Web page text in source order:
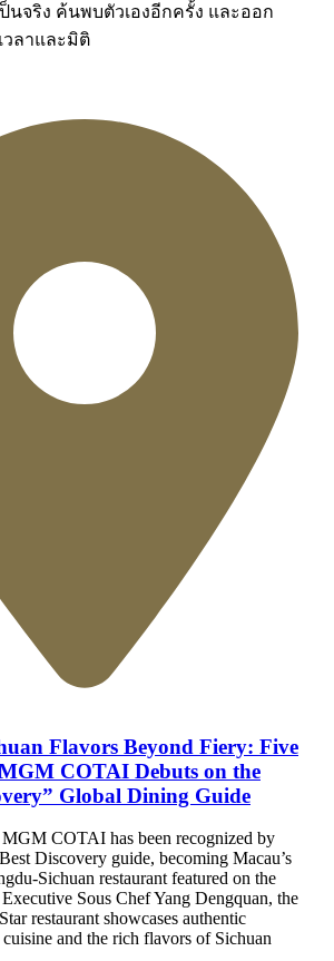
นจริง ค้นพบตัวเองอีกครั้ง และออก
วลาและมิติ
Flavors Beyond Fiery: Five
COTAI Debuts on the
Global Dining Guide
COTAI has been recognized by
Discovery guide, becoming Macau’s
Sichuan restaurant featured on the
Sous Chef Yang Dengquan, the
restaurant showcases authentic
and the rich flavors of Sichuan